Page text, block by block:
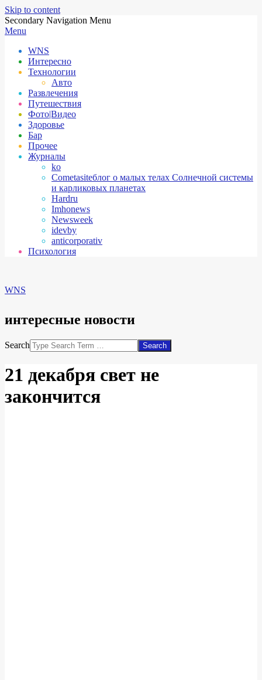
Skip to content
Secondary Navigation Menu
Menu
WNS
Интересно
Технологии
Авто
Развлечения
Путешествия
Фото|Видео
Здоровье
Бар
Прочее
Журналы
ko
Cometasiteблог о малых телах Солнечной системы
и карликовых планетах
Hardru
Imhonews
Newsweek
idevby
anticorporativ
Психология
WNS
интересные новости
Search
21 декабря свет не
закончится